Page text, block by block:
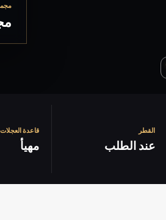
القطر
عند الطلب
قاعدة العجلات
مهيأ